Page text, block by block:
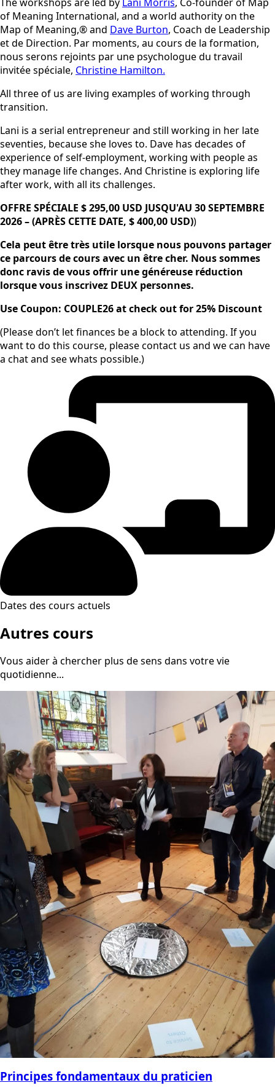
of Meaning International, and a world authority on the
Map of Meaning,® and Dave Burton, Coach de Leadership
et de Direction. Par moments, au cours de la formation,
nous serons rejoints par une psychologue du travail
invitée spéciale, Christine Hamilton.
All three of us are living examples of working through
transition.
Lani is a serial entrepreneur and still working in her late
seventies, because she loves to. Dave has decades of
experience of self-employment, working with people as
they manage life changes. And Christine is exploring life
after work, with all its challenges.
OFFRE SPÉCIALE $ 295,00 USD JUSQU'AU 30 SEPTEMBRE
2026 – (APRÈS CETTE DATE, $ 400,00 USD))
Cela peut être très utile lorsque nous pouvons partager
ce parcours de cours avec un être cher. Nous sommes
donc ravis de vous offrir une généreuse réduction
lorsque vous inscrivez DEUX personnes.
Use Coupon: COUPLE26at check out for 25% Discount
(Please don’t let finances be a block to attending. If you
want to do this course, please contact us and we can have
a chat and see whats possible.)
Dates des cours actuels
Autres cours
Vous aider à chercher plus de sens dans votre vie
quotidienne...
Principes fondamentaux du praticien